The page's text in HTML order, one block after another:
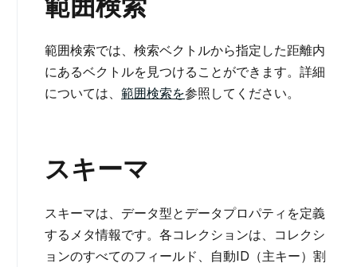
範囲検索では、検索ベクトルから指定した距離内
にあるベクトルを見つけることができます。詳細
については、 範囲検索を参照してください。
スキーマ
スキーマは、データ型とデータプロパティを定義
するメタ情報です。各コレクションは、コレクシ
ョンのすべてのフィールド、自動ID（主キー）割